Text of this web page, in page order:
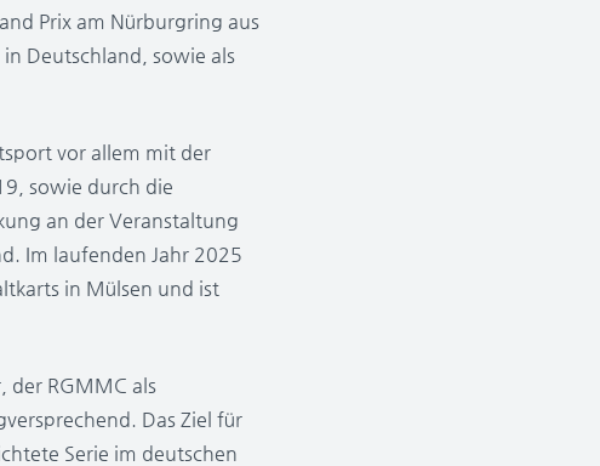
Prix am Nürburgring aus
Deutschland, sowie als
vor allem mit der
sowie durch die
an der Veranstaltung
Im laufenden Jahr 2025
in Mülsen und ist
der RGMMC als
Das Ziel für
Serie im deutschen